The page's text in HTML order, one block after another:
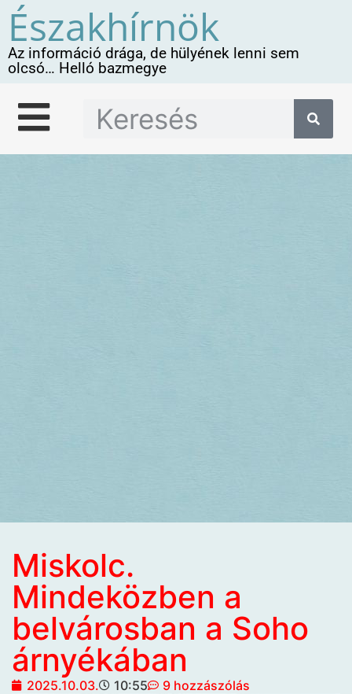
Északhírnök
Az információ drága, de hülyének lenni sem
olcsó… Helló bazmegye
Miskolc.
Mindeközben a
belvárosban a Soho
árnyékában
2025.10.03. 10:55 9 hozzászólás